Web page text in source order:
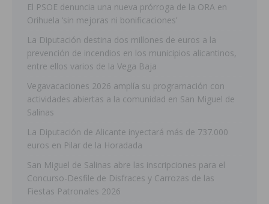
El PSOE denuncia una nueva prórroga de la ORA en
Orihuela ‘sin mejoras ni bonificaciones’
La Diputación destina dos millones de euros a la
prevención de incendios en los municipios alicantinos,
entre ellos varios de la Vega Baja
Vegavacaciones 2026 amplía su programación con
actividades abiertas a la comunidad en San Miguel de
Salinas
La Diputación de Alicante inyectará más de 737.000
euros en Pilar de la Horadada
San Miguel de Salinas abre las inscripciones para el
Concurso-Desfile de Disfraces y Carrozas de las
Fiestas Patronales 2026